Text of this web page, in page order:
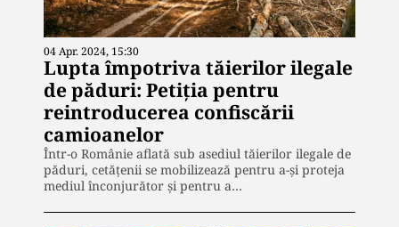
04 Apr. 2024, 15:30
Lupta împotriva tăierilor ilegale
de păduri: Petiția pentru
reintroducerea confiscării
camioanelor
Într-o Românie aflată sub asediul tăierilor ilegale de
păduri, cetățenii se mobilizează pentru a-și proteja
mediul înconjurător și pentru a…